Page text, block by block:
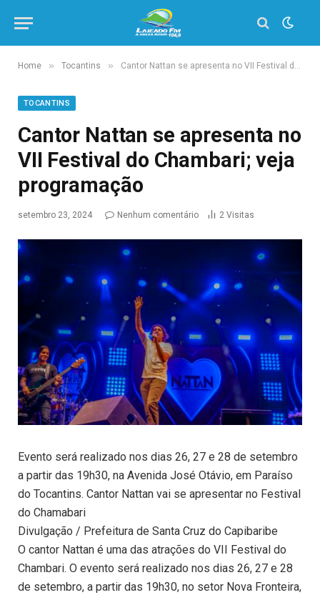
Home » Tocantins » Cantor Nattan se apresenta no VII Festival do Chambari; veja programação
TOCANTINS
Cantor Nattan se apresenta no
VII Festival do Chambari; veja
programação
setembro 23, 2024 Nenhum comentário 2 Visitas
Evento será realizado nos dias 26, 27 e 28 de setembro
a partir das 19h30, na Avenida José Otávio, em Paraíso
do Tocantins. Cantor Nattan vai se apresentar no Festival
do Chamabari
Divulgação / Prefeitura de Santa Cruz do Capibaribe
O cantor Nattan é uma das atrações do VII Festival do
Chambari. O evento será realizado nos dias 26, 27 e 28
de setembro, a partir das 19h30, no setor Nova Fronteira,